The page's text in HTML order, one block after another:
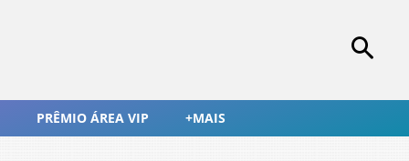
PRÊMIO ÁREA VIP +MAIS